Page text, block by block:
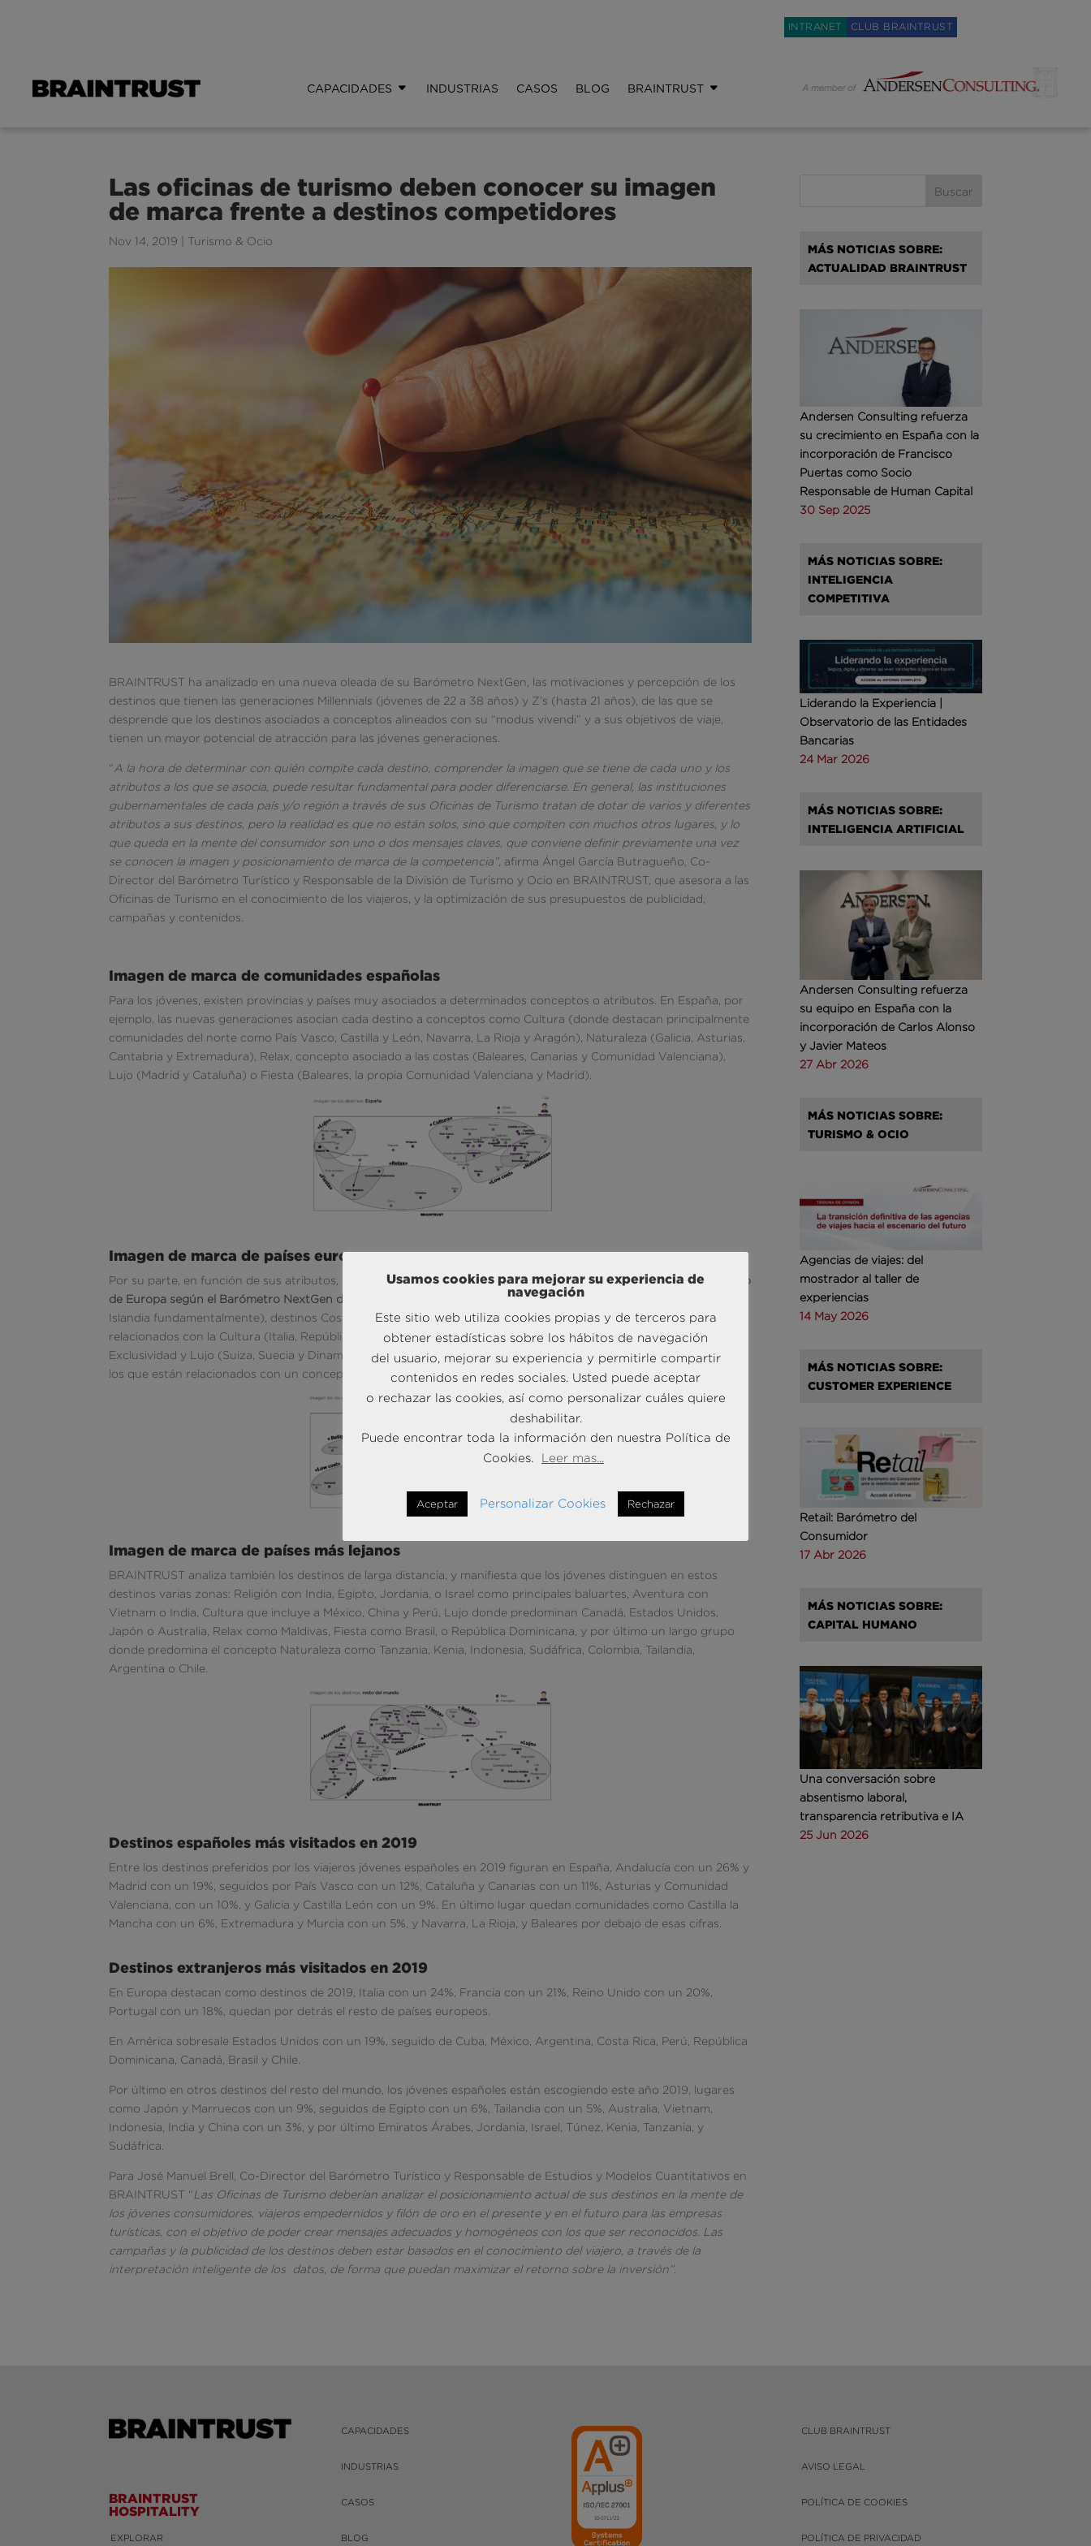
INTRANET CLUB BRAINTRUST
CAPACIDADES INDUSTRIAS CASOS BLOG BRAINTRUST
Las oficinas de turismo deben conocer su imagen
de marca frente a destinos competidores
Nov 14, 2019 Turismo & Ocio
BRAINTRUST ha analizado en una nueva oleada de su Barómetro NextGen, las motivaciones y percepción de los
destinos que tienen las generaciones Millennials (jóvenes de 22 a 38 años) y Z’s (hasta 21 años), de las que se
desprende que los destinos asociados a conceptos alineados con su “modus vivendi” y a sus objetivos de viaje,
tienen un mayor potencial de atracción para las jóvenes generaciones.
“A la hora de determinar con quién compite cada destino, comprender la imagen que se tiene de cada uno y los
atributos a los que se asocia, puede resultar fundamental para poder diferenciarse. En general, las instituciones
gubernamentales de cada país y/o región a través de sus Oficinas de Turismo tratan de dotar de varios y diferentes
atributos a sus destinos, pero la realidad es que no están solos, sino que compiten con muchos otros lugares, y lo
que queda en la mente del consumidor son uno o dos mensajes claves, que conviene definir previamente una vez
se conocen la imagen y posicionamiento de marca de la competencia”, afirma Ángel García Butragueño, Co-
Director del Barómetro Turístico y Responsable de la División de Turismo y Ocio en BRAINTRUST, que asesora a las
Oficinas de Turismo en el conocimiento de los viajeros, y la optimización de sus presupuestos de publicidad,
campañas y contenidos.
Imagen de marca de comunidades españolas
Para los jóvenes, existen provincias y países muy asociados a determinados conceptos o atributos. En España, por
ejemplo, las nuevas generaciones asocian cada destino a conceptos como Cultura (donde destacan principalmente
comunidades del norte como País Vasco, Castilla y León, Navarra, La Rioja y Aragón), Naturaleza (Galicia, Asturias,
Cantabria y Extremadura), Relax, concepto asociado a las costas (Baleares, Canarias y Comunidad Valenciana),
Lujo (Madrid y Cataluña) o Fiesta (Baleares, la propia Comunidad Valenciana y Madrid).
Imagen de marca de países europeos
Por su parte, en función de sus atributos, las generaciones jóvenes identifican 5 grandes grupos de destinos
dentro
de Europa según el Barómetro NextGen de BRAINTRUST
: los que están asociados a Naturaleza (Noruega e
Islandia fundamentalmente), destinos Cosmopolitas (Alemania, Francia, Países Bajos, Reino Unido y Bélgica), los
relacionados con la Cultura (Italia, República Checa, Polonia, Rusia, Portugal y Grecia), los más vinculados a
Exclusividad y Lujo (Suiza, Suecia y Dinamarca) y los asociados a Relax, entre los que destacan Malta y Croacia, o
los que están relacionados con un concepto Low cost como Rumania y Hungría.
Imagen de marca de países más lejanos
BRAINTRUST analiza también los destinos de larga distancia, y manifiesta que los jóvenes distinguen en estos
destinos varias zonas: Religión con India, Egipto, Jordania, o Israel como principales baluartes, Aventura con
Vietnam o India, Cultura que incluye a México, China y Perú, Lujo donde predominan Canadá, Estados Unidos,
Japón o Australia, Relax como Maldivas, Fiesta como Brasil, o República Dominicana, y por último un largo grupo
donde predomina el concepto Naturaleza como Tanzania, Kenia, Indonesia, Sudáfrica, Colombia, Tailandia,
Argentina o Chile.
Destinos españoles más visitados en 2019
Entre los destinos preferidos por los viajeros jóvenes españoles en 2019 figuran en España, Andalucía con un 26% y
Madrid con un 19%, seguidos por País Vasco con un 12%, Cataluña y Canarias con un 11%, Asturias y Comunidad
Valenciana, con un 10%, y Galicia y Castilla León con un 9%. En último lugar quedan comunidades como Castilla la
Mancha con un 6%, Extremadura y Murcia con un 5%, y Navarra, La Rioja, y Baleares por debajo de esas cifras.
Destinos extranjeros más visitados en 2019
En Europa destacan como destinos de 2019, Italia con un 24%, Francia con un 21%, Reino Unido con un 20%,
Portugal con un 18%, quedan por detrás el resto de países europeos.
En América sobresale Estados Unidos con un 19%, seguido de Cuba, México, Argentina, Costa Rica, Perú, República
Dominicana, Canadá, Brasil y Chile.
Por último en otros destinos del resto del mundo, los jóvenes españoles están escogiendo este año 2019, lugares
como Japón y Marruecos con un 9%, seguidos de Egipto con un 6%, Tailandia con un 5%, Australia, Vietnam,
Indonesia, India y China con un 3%, y por último Emiratos Árabes, Jordania, Israel, Túnez, Kenia, Tanzania, y
Sudáfrica.
Para José Manuel Brell, Co-Director del Barómetro Turístico y Responsable de Estudios y Modelos Cuantitativos en
BRAINTRUST “ Las Oficinas de Turismo deberían analizar el posicionamiento actual de sus destinos en la mente de
los jóvenes consumidores, viajeros empedernidos y filón de oro en el presente y en el futuro para las empresas
turísticas, con el objetivo de poder crear mensajes adecuados y homogéneos con los que ser reconocidos. Las
campañas y la publicidad de los destinos deben estar basados en el conocimiento del viajero, a través de la
interpretación inteligente de los datos, de forma que puedan maximizar el retorno sobre la inversión”.
MÁS NOTICIAS SOBRE:
ACTUALIDAD BRAINTRUST
Andersen Consulting refuerza
su crecimiento en España con la
incorporación de Francisco
Puertas como Socio
Responsable de Human Capital
30 Sep 2025
MÁS NOTICIAS SOBRE:
INTELIGENCIA
COMPETITIVA
Liderando la Experiencia |
Observatorio de las Entidades
Bancarias
24 Mar 2026
MÁS NOTICIAS SOBRE:
INTELIGENCIA ARTIFICIAL
Andersen Consulting refuerza
su equipo en España con la
incorporación de Carlos Alonso
y Javier Mateos
27 Abr 2026
MÁS NOTICIAS SOBRE:
TURISMO & OCIO
Agencias de viajes: del
mostrador al taller de
experiencias
14 May 2026
MÁS NOTICIAS SOBRE:
CUSTOMER EXPERIENCE
Retail: Barómetro del
Consumidor
17 Abr 2026
MÁS NOTICIAS SOBRE:
CAPITAL HUMANO
Una conversación sobre
absentismo laboral,
transparencia retributiva e IA
25 Jun 2026
BRAINTRUST
HOSPITALITY
EXPLORAR
CAPACIDADES
INDUSTRIAS
CASOS
BLOG
CLUB BRAINTRUST
AVISO LEGAL
POLÍTICA DE COOKIES
POLÍTICA DE PRIVACIDAD
Usamos cookies para mejorar su experiencia de
navegación
Este sitio web utiliza cookies propias y de terceros para
obtener estadísticas sobre los hábitos de navegación
del usuario, mejorar su experiencia y permitirle compartir
contenidos en redes sociales. Usted puede aceptar
o rechazar las cookies, así como personalizar cuáles quiere
deshabilitar.
Puede encontrar toda la información den nuestra Política de
Cookies.
Leer mas...
Aceptar Personalizar Cookies Rechazar